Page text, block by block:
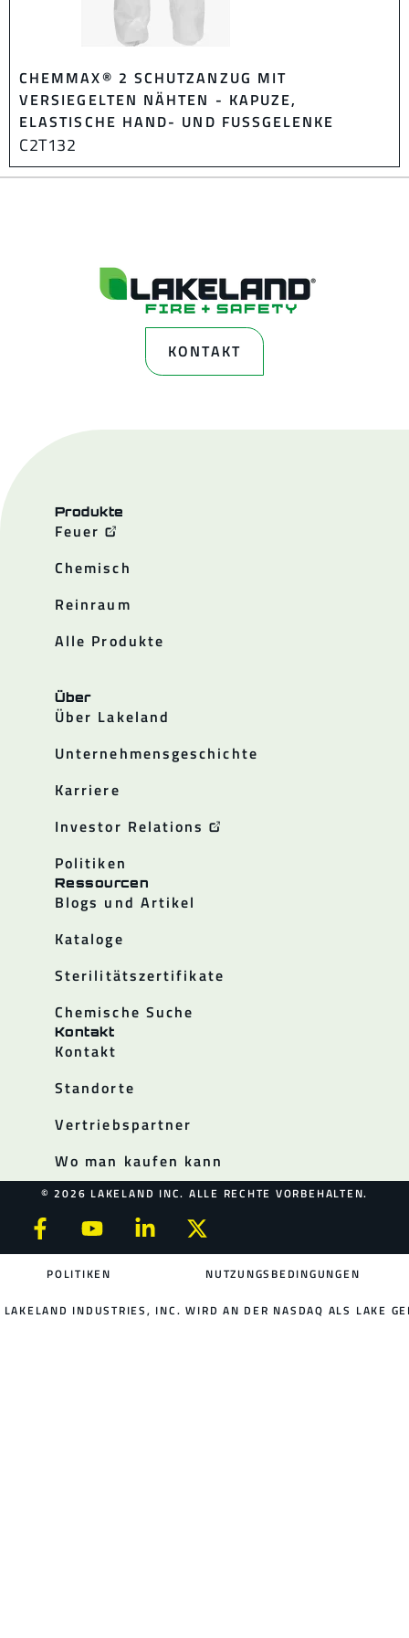
CHEMMAX® 2 SCHUTZANZUG MIT
VERSIEGELTEN NÄHTEN - KAPUZE,
ELASTISCHE HAND- UND FUSSGELENKE
C2T132
KONTAKT
Produkte
Feuer
Chemisch
Reinraum
Alle Produkte
Über
Über Lakeland
Unternehmensgeschichte
Karriere
Investor Relations
Politiken
Ressourcen
Blogs und Artikel
Kataloge
Sterilitätszertifikate
Chemische Suche
Kontakt
Kontakt
Standorte
Vertriebspartner
Wo man kaufen kann
© 2026 LAKELAND INC. ALLE RECHTE VORBEHALTEN.
POLITIKEN NUTZUNGSBEDINGUNGEN
LAKELAND INDUSTRIES, INC. WIRD AN DER NASDAQ ALS LAKE